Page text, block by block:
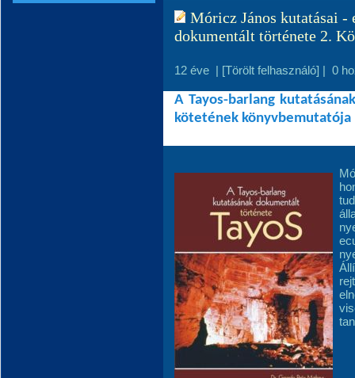
Móricz János kutatásai -
dokumentált története 2.
12 éve | [Törölt felhasználó] | 0
A Tayos-barlang
kötetének könyvbemutatója